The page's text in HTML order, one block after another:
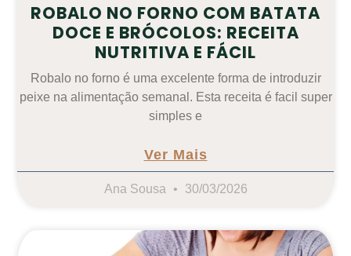
ROBALO NO FORNO COM BATATA
DOCE E BRÓCOLOS: RECEITA
NUTRITIVA E FÁCIL
Robalo no forno é uma excelente forma de introduzir
peixe na alimentação semanal. Esta receita é facil super
simples e
Ver Mais
Ana Sousa 30/03/2026